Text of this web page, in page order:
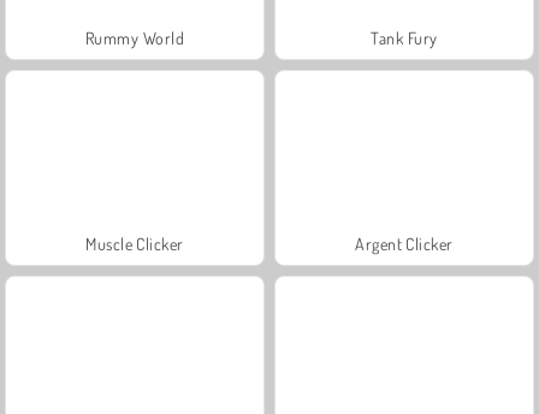
Rummy World Tank Fury
Muscle Clicker Argent Clicker